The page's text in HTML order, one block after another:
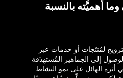
أهميَّته بالنسبة